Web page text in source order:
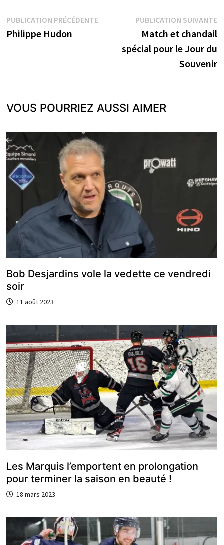
Navigation
de
PUBLICATION PRÉCÉDENTEPublication
précédente :
Philippe Hudon
PUBLICATION SUIVANTE
Match et chandail
spécial pour le Jour du
Souvenir
VOUS POURRIEZ AUSSI AIMER
Bob Desjardins vole la vedette ce vendredi
soir
11 août 2023
Les Marquis l’emportent en prolongation
pour terminer la saison en beauté !
18 mars 2023